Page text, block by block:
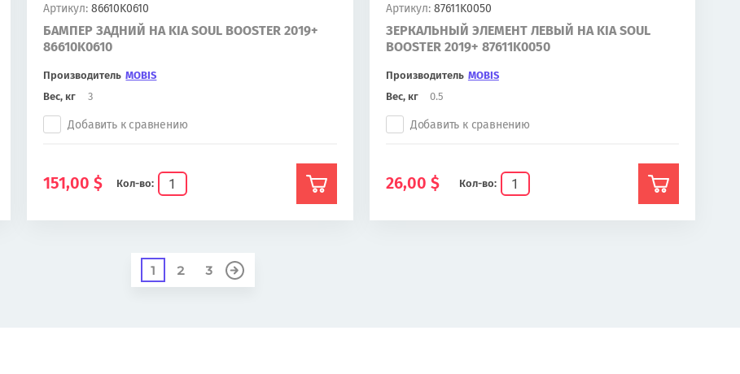
Артикул: 86610K0610
БАМПЕР ЗАДНИЙ НА KIA SOUL BOOSTER 2019+
86610K0610
Производитель MOBIS
Вес, кг
3
Кол-во:
Добавить к сравнению
151,00 $
Артикул:87611K0050
ЗЕРКАЛЬНЫЙ ЭЛЕМЕНТ ЛЕВЫЙ НА KIA SOUL
BOOSTER 2019+ 87611K0050
Производитель MOBIS
Вес, кг
0.5
Кол-во:
Добавить к сравнению
26,00 $
1 2 3